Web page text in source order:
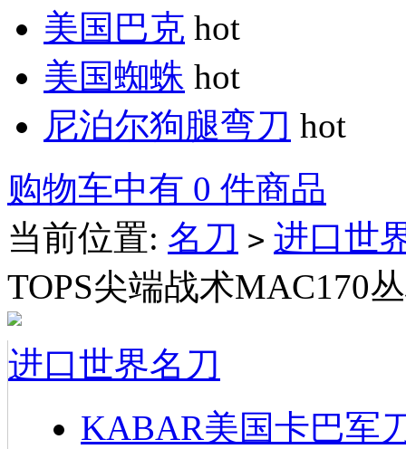
美国巴克 hot
美国蜘蛛 hot
尼泊尔狗腿弯刀 hot
购物车中有 0 件商品
当前位置: 名刀 > 进口世
TOPS尖端战术MAC170
进口世界名刀
KABAR美国卡巴军